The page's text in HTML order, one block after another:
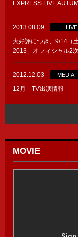
EXPRESS LIVE
2013.08.09 LIVE
大好評につき、9/14（
2013」オフィシャル2
2012.12.03 MEDIA
12月 TV出演情報
MOVIE